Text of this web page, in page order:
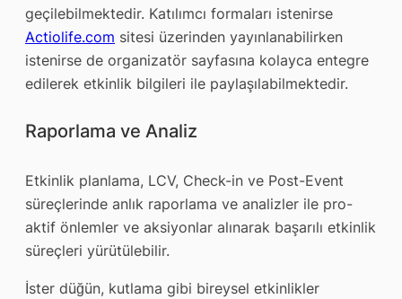
geçilebilmektedir. Katılımcı formaları istenirse
Actiolife.com sitesi üzerinden yayınlanabilirken
istenirse de organizatör sayfasına kolayca entegre
edilerek etkinlik bilgileri ile paylaşılabilmektedir.
Raporlama ve Analiz
Etkinlik planlama, LCV, Check-in ve Post-Event
süreçlerinde anlık raporlama ve analizler ile pro-
aktif önlemler ve aksiyonlar alınarak başarılı etkinlik
süreçleri yürütülebilir.
İster düğün, kutlama gibi bireysel etkinlikler